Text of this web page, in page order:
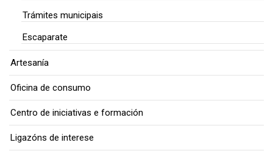
Trámites municipais
Escaparate
Artesanía
Oficina de consumo
Centro de iniciativas e formación
Ligazóns de interese